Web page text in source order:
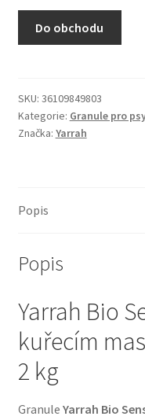
N&D Farmina pro
Pamlsky pro kočky
Purizon pro kočky
Veterinární dieta pro
Vše pro psy — Krmivo,
Boudy a výběhy
Bozita pro psy —
Do obchodu
SKU: 36109849803
Kategorie: Granule pro
Značka: Yarrah
Popis
Popis
Yarrah Bio
kuřecím
2 kg
Granule Yarrah Bio